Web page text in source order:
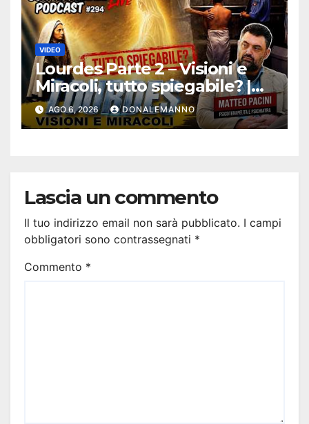
VIDEO
Lourdes Parte 2 – Visioni e
Miracoli, tutto spiegabile? |
Debunking |
#ConfessionalePodcast 294
AGO 6, 2026 DONALEMANNO
Lascia un commento
Il tuo indirizzo email non sarà pubblicato. I campi
obbligatori sono contrassegnati *
Commento *